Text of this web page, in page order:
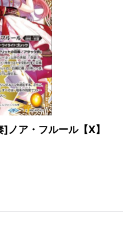
ア・フルール【X】